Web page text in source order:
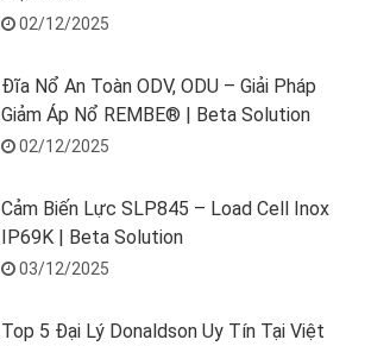
02/12/2025
Đĩa Nổ An Toàn ODV, ODU – Giải Pháp
Giảm Áp Nổ REMBE® | Beta Solution
02/12/2025
Cảm Biến Lực SLP845 – Load Cell Inox
IP69K | Beta Solution
03/12/2025
Top 5 Đại Lý Donaldson Uy Tín Tại Việt